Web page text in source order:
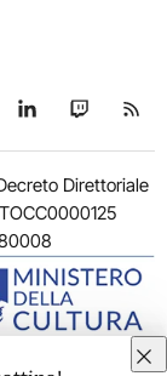
Telegram
su TikTok
Seguici su
Seguici
Direttoriale